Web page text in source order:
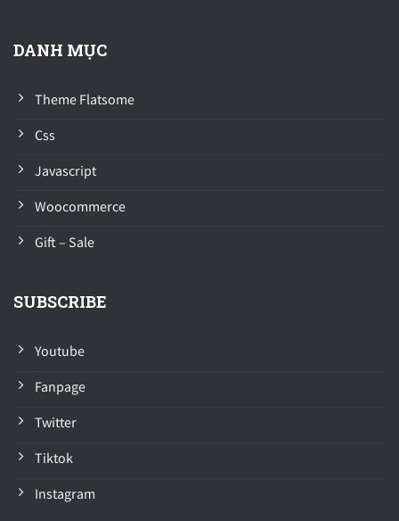
DANH MỤC
Theme Flatsome
Css
Javascript
Woocommerce
Gift – Sale
SUBSCRIBE
Youtube
Fanpage
Twitter
Tiktok
Instagram